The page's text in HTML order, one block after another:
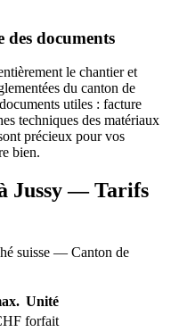
des documents
le chantier et
du canton de
utiles : facture
techniques des matériaux
précieux pour vos
bien.
Jussy — Tarifs
suisse — Canton de
Unité
forfait